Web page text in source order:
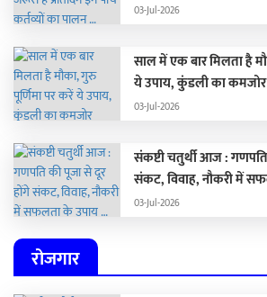
03-Jul-2026
साल में एक बार मिलता है
ये उपाय, कुंडली का कमजोर
मजबूत …
03-Jul-2026
संकष्टी चतुर्थी आज :
संकट, विवाह, नौकरी में
03-Jul-2026
रोजगार